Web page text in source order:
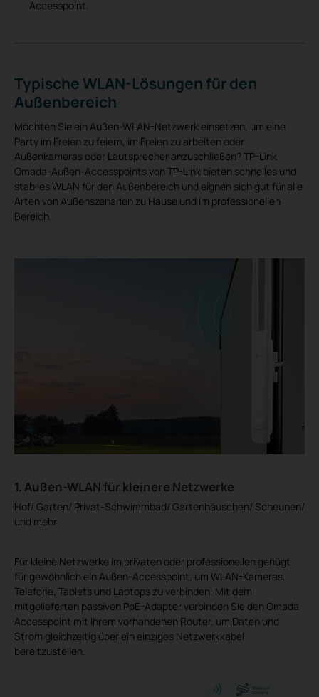
Accesspoint.
Typische WLAN-Lösungen für den
Außenbereich
Möchten Sie ein Außen-WLAN-Netzwerk einsetzen, um eine
Party im Freien zu feiern, im Freien zu arbeiten oder
Außenkameras oder Lautsprecher anzuschließen? TP-Link
Omada-Außen-Accesspoints von TP-Link bieten schnelles und
stabiles WLAN für den Außenbereich und eignen sich gut für alle
Arten von Außenszenarien zu Hause und im professionellen
Bereich.
1. Außen-WLAN für kleinere Netzwerke
Hof/ Garten/ Privat-Schwimmbad/ Gartenhäuschen/ Scheunen/
und mehr
Für kleine Netzwerke im privaten oder professionellen genügt
für gewöhnlich ein Außen-Accesspoint, um WLAN-Kameras,
Telefone, Tablets und Laptops zu verbinden. Mit dem
mitgelieferten passiven PoE-Adapter verbinden Sie den Omada
Accesspoint mit Ihrem vorhandenen Router, um Daten und
Strom gleichzeitig über ein einziges Netzwerkkabel
bereitzustellen.